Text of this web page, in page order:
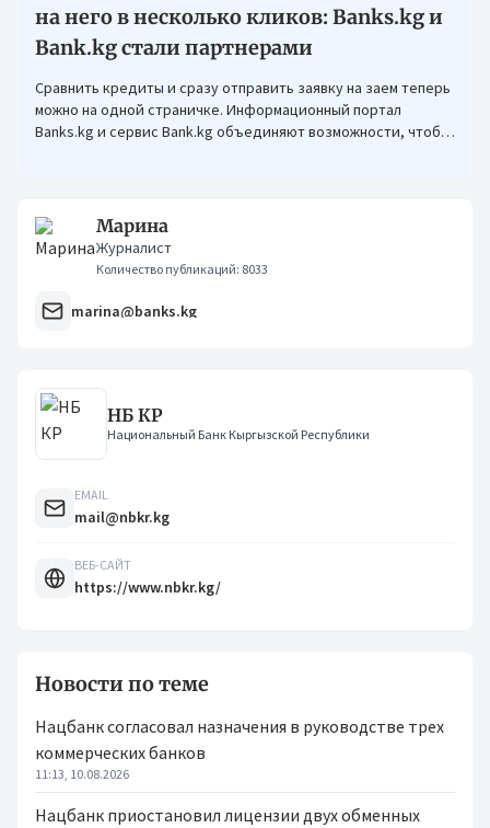
на него в несколько кликов: Banks.kg и
Bank.kg стали партнерами
Сравнить кредиты и сразу отправить заявку на заем теперь
можно на одной страничке. Информационный портал
Banks.kg и сервис Bank.kg объединяют возможности, чтобы
Марина
Журналист
Количество публикаций: 8033
marina@banks.kg
НБ КР
Национальный Банк Кыргызской Республики
EMAIL
mail@nbkr.kg
ВЕБ-САЙТ
https://www.nbkr.kg/
Новости по теме
Нацбанк согласовал назначения в руководстве трех
коммерческих банков
11:13, 10.08.2026
Нацбанк приостановил лицензии двух обменных